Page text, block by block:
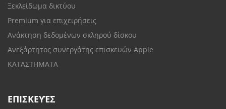
Ξεκλείδωμα δικτύου
Premium για επιχειρήσεις
Ανάκτηση δεδομένων σκληρού δίσκου
Ανεξάρτητος συνεργάτης επισκευών Apple
ΚΑΤΑΣΤΗΜΑΤΑ
ΕΠΙΣΚΕΥΈΣ